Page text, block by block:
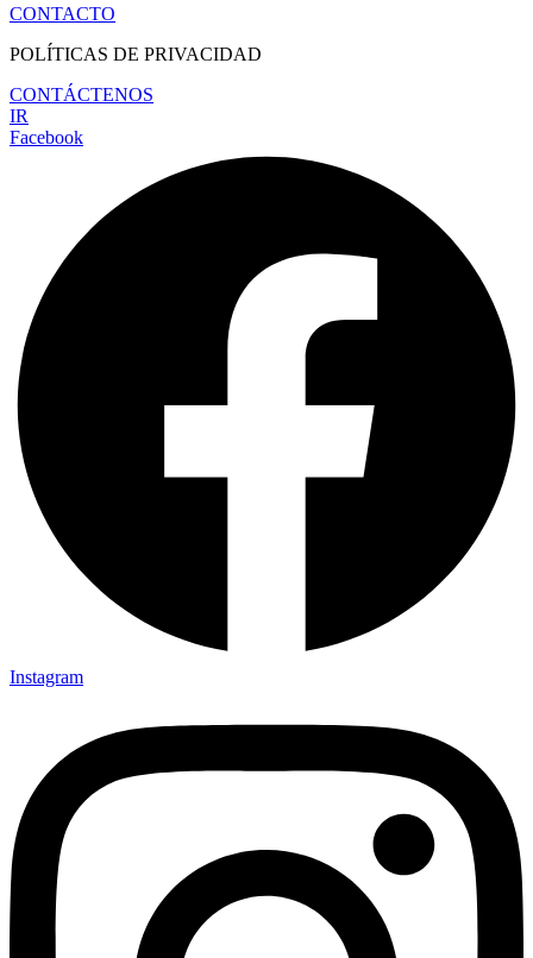
CONTACTO
POLÍTICAS DE PRIVACIDAD
CONTÁCTENOS
IR
Facebook
Instagram